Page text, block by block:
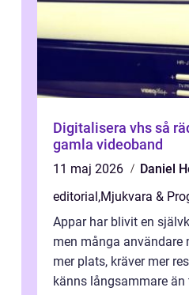
Digitalisera vhs så räddar du dina
gamla videoband
11 maj 2026
Daniel
editorial ,Mjukvara &
Appar har blivit en
men många användare
mer plats, kräver mer
känns långsammare än